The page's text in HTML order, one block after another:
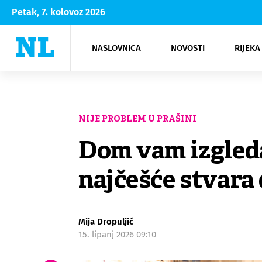
Petak, 7. kolovoz 2026
NASLOVNICA NOVOSTI
Rijeka Opatija
NK
Moda
Kultura
NIJE PROBLEM U PRAŠINI
Dom vam
najčešće stvara
Mija Dropuljić
15. lipanj 2026 09:10